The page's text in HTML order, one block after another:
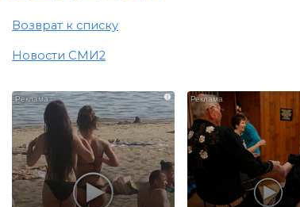
Возврат к списку
Новости СМИ2
i